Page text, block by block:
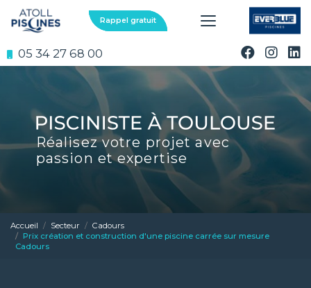
au
contenu
05 34 27 68 00
Rappel gratuit
Réalisez votre projet avec
passion et expertise
Accueil Secteur
Cadours
Prix création et construction d'une piscine carrée sur mesure
Cadours